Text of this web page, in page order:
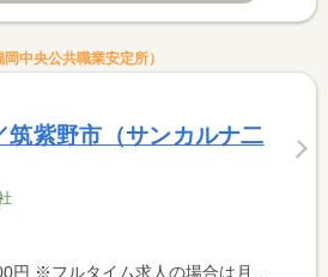
中央公共職業安定所）
筑紫野市（サンカルナ二
合は月額（換算額）、パート求人の場合は時間額を表示しています。